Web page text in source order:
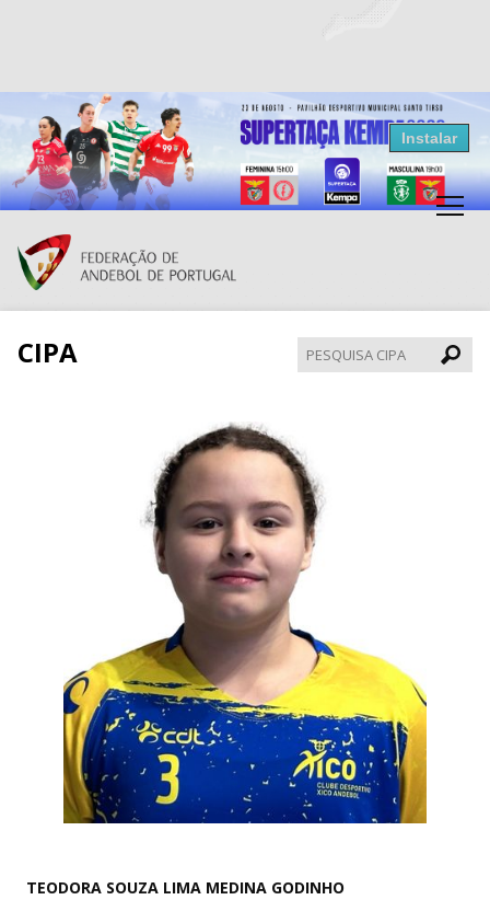
Resultados Andebol
Federação de Andebol de Portugal
Grátis - Disponivel na Play Store
Instalar
CIPA
CIPA
TEODORA SOUZA LIMA MEDINA GODINHO